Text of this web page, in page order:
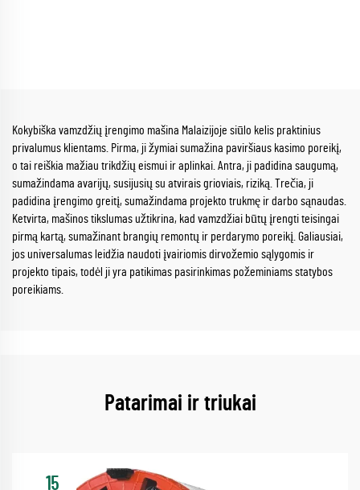
Kokybiška vamzdžių įrengimo mašina Malaizijoje siūlo kelis praktinius
privalumus klientams. Pirma, ji žymiai sumažina paviršiaus kasimo poreikį,
o tai reiškia mažiau trikdžių eismui ir aplinkai. Antra, ji padidina saugumą,
sumažindama avarijų, susijusių su atvirais grioviais, riziką. Trečia, ji
padidina įrengimo greitį, sumažindama projekto trukmę ir darbo sąnaudas.
Ketvirta, mašinos tikslumas užtikrina, kad vamzdžiai būtų įrengti teisingai
pirmą kartą, sumažinant brangių remontų ir perdarymo poreikį. Galiausiai,
jos universalumas leidžia naudoti įvairiomis dirvožemio sąlygomis ir
projekto tipais, todėl ji yra patikimas pasirinkimas požeminiams statybos
poreikiams.
Patarimai ir triukai
15